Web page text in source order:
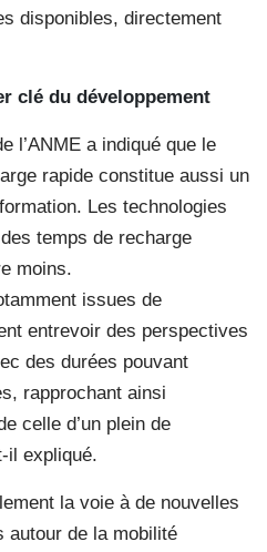
disponibles, directement
clé du développement
l’ANME a indiqué que le
rapide constitue aussi un
Les technologies
temps de recharge
moins.
issues de
entrevoir des perspectives
des durées pouvant
rapprochant ainsi
celle d’un plein de
il expliqué.
la voie à de nouvelles
autour de la mobilité